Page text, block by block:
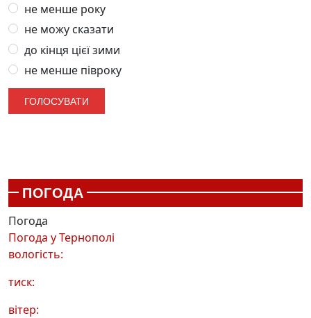
не менше року
не можу сказати
до кінця цієї зими
не менше півроку
ПОГОДА
Погода
Погода уТернополі
вологість:
тиск:
вітер: